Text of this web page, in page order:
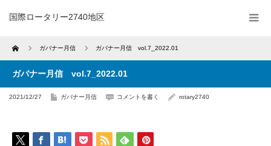
国際ロータリー2740地区
Home ガバナー月信 ガバナー月信 vol.7_2022.01
ガバナー月信 vol.7_2022.01
2021/12/27 ガバナー月信 コメントを書く rotary2740